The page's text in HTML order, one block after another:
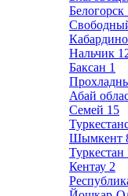
Белогорск
Нальчик
Баксан 1
Абай
Семей 15
Шымкент
Туркестан
Кентау 2